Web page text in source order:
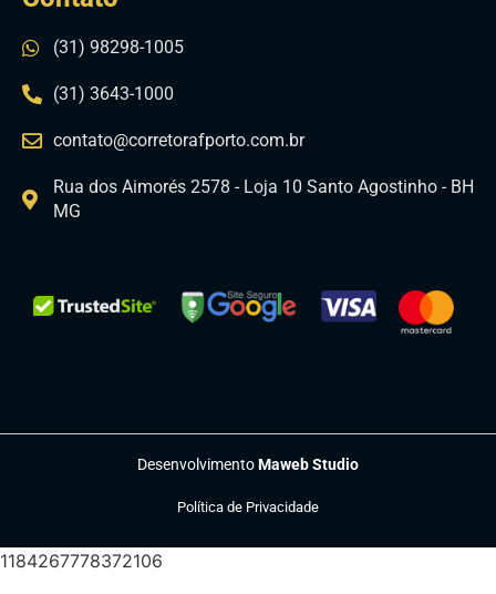
(31) 98298-1005
(31) 3643-1000
contato@corretorafporto.com.br
Rua dos Aimorés 2578 - Loja 10 Santo Agostinho - BH
MG
DesenvolvimentoMaweb Studio
Política de Privacidade
1184267778372106